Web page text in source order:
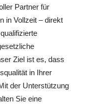
Partner für
in Vollzeit – direkt
Ziel ist es, dass
in Ihrer
der Unterstützung
Sie eine